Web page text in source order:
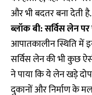
और भी बदतर बना देती है.
ब्लॉक बी: सर्विस लेन
आपातकालीन स्थिति में
सर्विस लेन की भी कुछ
ने पाया कि ये लेन खड़े
दुकानों और निर्माण के